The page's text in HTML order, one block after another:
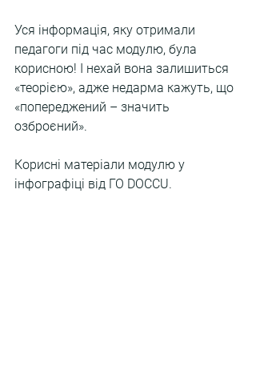
Уся інформація, яку отримали
педагоги під час модулю, була
корисною! І нехай вона залишиться
«теорією», адже недарма кажуть, що
«попереджений – значить
озброєний».
Корисні матеріали модулю у
інфографіці від ГО DOCCU.